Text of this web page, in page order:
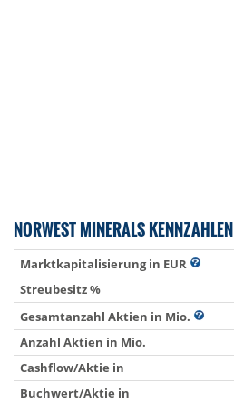
NORWEST MINERALS KENNZAHLEN
Marktkapitalisierung in EUR
Streubesitz %
Gesamtanzahl Aktien in Mio.
Anzahl Aktien in Mio.
Cashflow/Aktie in
Buchwert/Aktie in